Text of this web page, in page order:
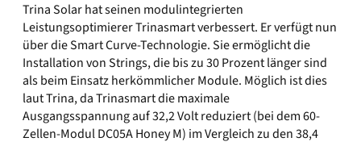
Trina Solar hat seinen modulintegrierten
Leistungsoptimierer Trinasmart verbessert. Er verfügt nun
über die Smart Curve-Technologie. Sie ermöglicht die
Installation von Strings, die bis zu 30 Prozent länger sind
als beim Einsatz herkömmlicher Module. Möglich ist dies
laut Trina, da Trinasmart die maximale
Ausgangsspannung auf 32,2 Volt reduziert (bei dem 60-
Zellen-Modul DC05A Honey M) im Vergleich zu den 38,4